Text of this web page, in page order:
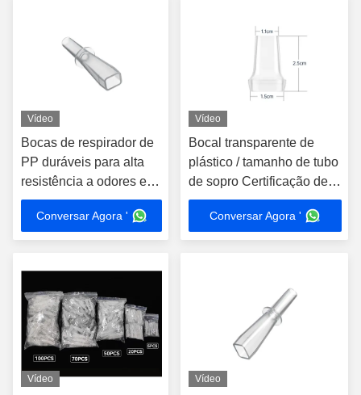
Vídeo
Bocas de respirador de
PP duráveis para alta
resistência a odores em
ambientes profissionais
Conversar Agora '
Vídeo
Bocal transparente de
plástico / tamanho de tubo
de sopro Certificação de
contato com alimentos
personalizável
Conversar Agora '
Vídeo Vídeo